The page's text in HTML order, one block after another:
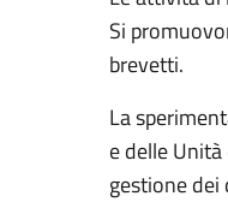
Si
brevetti.
La
e delle
gestione dei